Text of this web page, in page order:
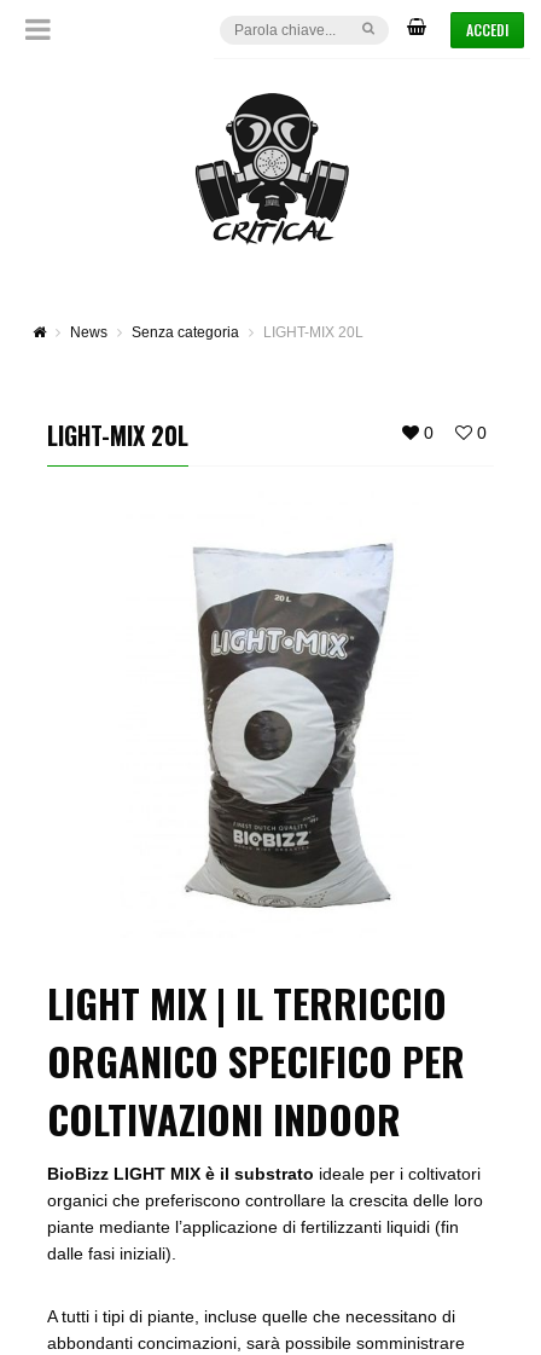
ACCEDI
News Senza categoria LIGHT-MIX 20L
0 0
LIGHT-MIX 20L
LIGHT MIX | IL TERRICCIO
ORGANICO SPECIFICO PER
COLTIVAZIONI INDOOR
BioBizz LIGHT MIX è il substrato ideale per i coltivatori
organici che preferiscono controllare la crescita delle loro
piante mediante l’applicazione di fertilizzanti liquidi (fin
dalle fasi iniziali).
A tutti i tipi di piante, incluse quelle che necessitano di
abbondanti concimazioni, sarà possibile somministrare